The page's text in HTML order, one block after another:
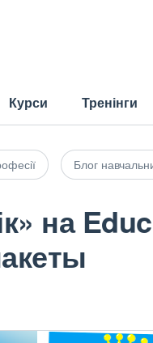
Курси Тренінги
Блог
на